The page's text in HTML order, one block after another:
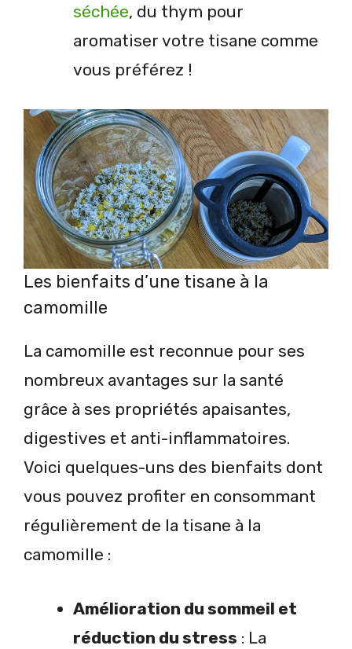
séchée, du thym pour
aromatiser votre tisane comme
vous préférez !
Les bienfaits d’une tisane à la
camomille
La camomille est reconnue pour ses
nombreux avantages sur la santé
grâce à ses propriétés apaisantes,
digestives et anti-inflammatoires.
Voici quelques-uns des bienfaits dont
vous pouvez profiter en consommant
régulièrement de la tisane à la
camomille :
Amélioration du sommeil et
réduction du stress : La